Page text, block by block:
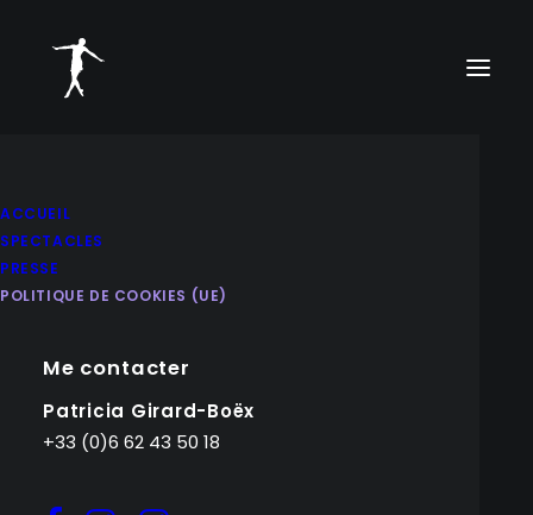
ACCUEIL
SPECTACLES
PRESSE
POLITIQUE DE COOKIES (UE)
Me contacter
Patricia Girard-Boëx
+33 (0)6 62 43 50 18